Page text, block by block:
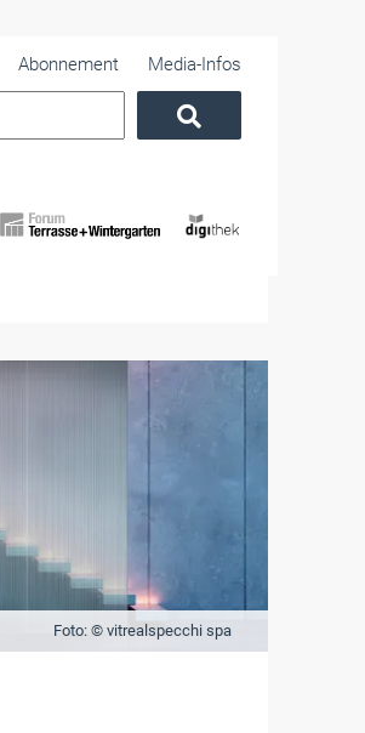
Abonnement Media-Infos
Foto: © vitrealspecchi spa